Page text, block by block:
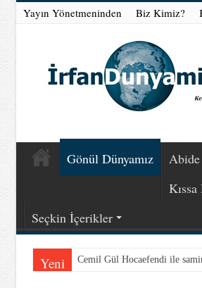
Yayın Yönetmeninden Biz Kimiz?
Gönül Dünyamız Abide
Seçkin İçerikler
Yeni Cemil Gül Hocaefendi ile
Murat Ülker ziyaretim ve